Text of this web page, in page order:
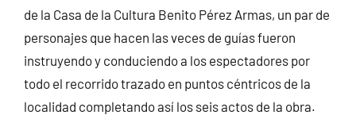
de la Casa de la Cultura Benito Pérez Armas, un par de
personajes que hacen las veces de guías fueron
instruyendo y conduciendo a los espectadores por
todo el recorrido trazado en puntos céntricos de la
localidad completando así los seis actos de la obra.